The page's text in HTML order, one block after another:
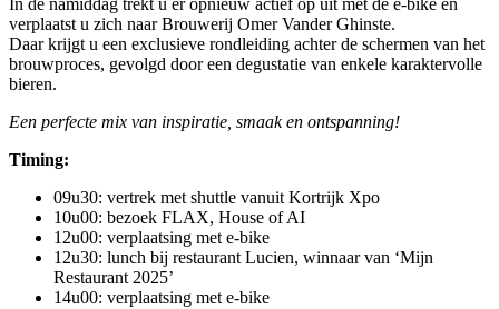
In de namiddag trekt u er opnieuw actief op uit met de e-bike en
verplaatst u zich naar Brouwerij Omer Vander Ghinste.
Daar krijgt u een exclusieve rondleiding achter de schermen van het
brouwproces, gevolgd door een degustatie van enkele karaktervolle
bieren.
Een perfecte mix van inspiratie, smaak en ontspanning!
Timing:
09u30: vertrek met shuttle vanuit Kortrijk Xpo
10u00: bezoek FLAX, House of AI
12u00: verplaatsing met e-bike
12u30: lunch bij restaurant Lucien, winnaar van ‘Mijn
Restaurant 2025’
14u00: verplaatsing met e-bike